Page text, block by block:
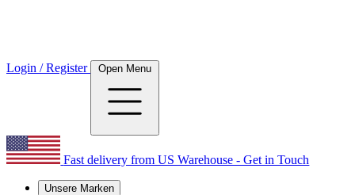
Login / Register Open Menu
Fast delivery from US Warehouse - Get in Touch
Unsere Marken